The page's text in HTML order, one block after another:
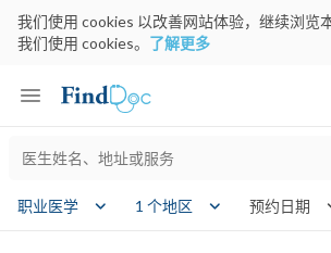
我们使用 cookies 以改善网站体验，继续浏览
我们使用 cookies。 了解更多
Keyword
职业医学 1 个地区 预约日期